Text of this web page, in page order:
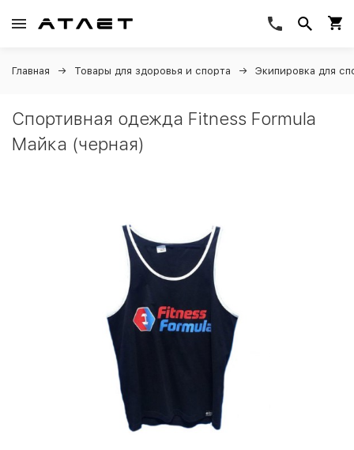
Главная Товары для здоровья и спорта Экипировка для
Спортивная одежда Fitness Formula
Майка (черная)